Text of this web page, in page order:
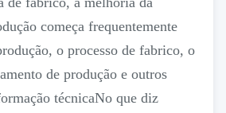
começa frequentemente
o processo de fabrico, o
de produção e outros
técnicaNo que diz